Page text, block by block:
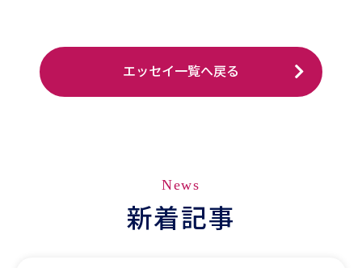
エッセイ一覧へ戻る
News
新着記事